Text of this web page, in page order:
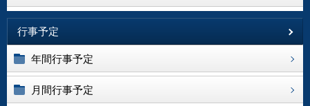
行事予定
年間行事予定
月間行事予定